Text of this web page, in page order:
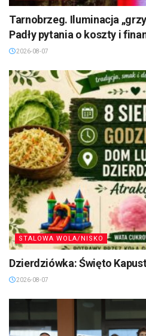
Tarnobrzeg. Iluminacja
Padły pytania o koszty i
2026-08-07
STALOWA WOLA/NISKO
Dzierdziówka: Święto
2026-08-07